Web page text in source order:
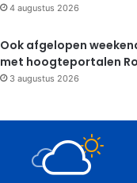
4 augustus 2026
Ook afgelopen
met hoogteportalen
3 augustus 2026